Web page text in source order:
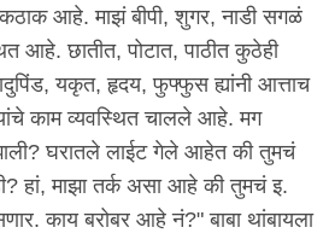
आहे. माझं बीपी, शुगर, नाडी सगळं
आहे. छातीत, पोटात, पाठीत कुठेही
यकृत, हृदय, फुफ्फुस ह्यांनी आत्ताच
काम व्यवस्थित चालले आहे. मग
घरातले लाईट गेले आहेत की तुमचं
हां, माझा तर्क असा आहे की तुमचं इ.
काय बरोबर आहे नं?" बाबा थांबायला